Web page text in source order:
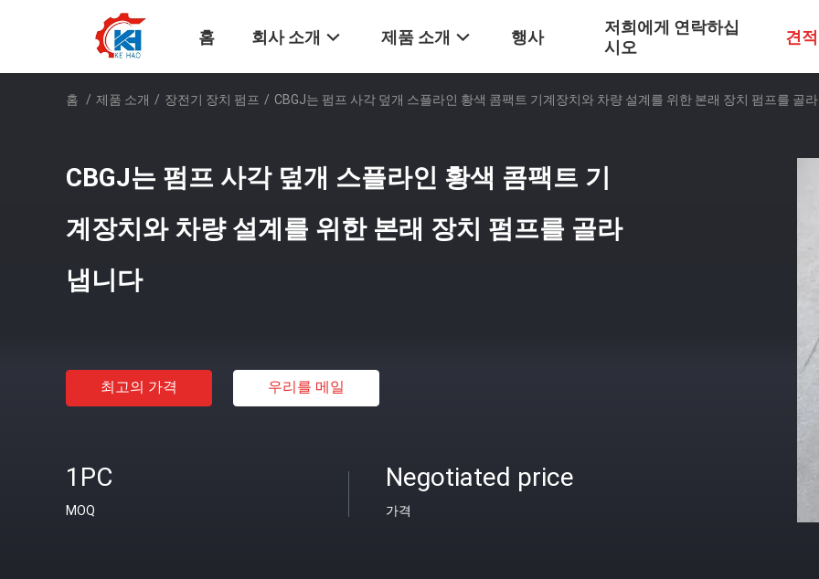
홈 회사 소개 제품 소개 행사
저희에게 연락하십
시오
견
홈 / 제품 소개 / 장전기 장치 펌프 / CBGJ는 펌프 사각 덮개 스플라인 황색 콤팩트 기계장치와 차량 설계를 위한 본래 장치 펌프를 골
CBGJ는 펌프 사각 덮개 스플라인 황색 콤팩트 기
계장치와 차량 설계를 위한 본래 장치 펌프를 골라
냅니다
최고의 가격 우리를 메일
1PC
MOQ
Negotiated price
가격